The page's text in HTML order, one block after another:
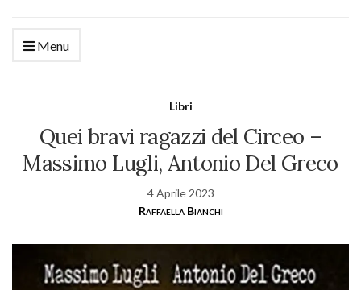
Menu
Libri
Quei bravi ragazzi del Circeo –
Massimo Lugli, Antonio Del Greco
4 Aprile 2023
Raffaella Bianchi